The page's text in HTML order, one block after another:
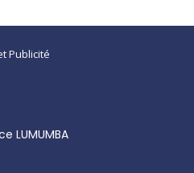
Publicité
LUMUMBA